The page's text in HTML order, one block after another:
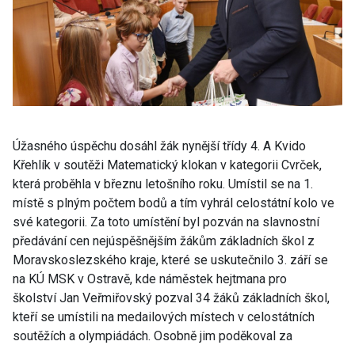
Úžasného úspěchu dosáhl žák nynější třídy 4. A Kvido
Křehlík v soutěži Matematický klokan v kategorii Cvrček,
která proběhla v březnu letošního roku. Umístil se na 1.
místě s plným počtem bodů a tím vyhrál celostátní kolo ve
své kategorii. Za toto umístění byl pozván na slavnostní
předávání cen nejúspěšnějším žákům základních škol z
Moravskoslezského kraje, které se uskutečnilo 3. září se
na KÚ MSK v Ostravě, kde náměstek hejtmana pro
školstvíJan Veřmiřovský pozval 34 žáků základních škol,
kteří se umístili na medailových místech v celostátních
soutěžích a olympiádách. Osobně jim poděkoval za